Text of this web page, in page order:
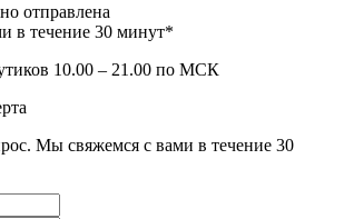
отправлена
в течение 30 минут*
10.00 – 21.00 по МСК
Мы свяжемся с вами в течение 30